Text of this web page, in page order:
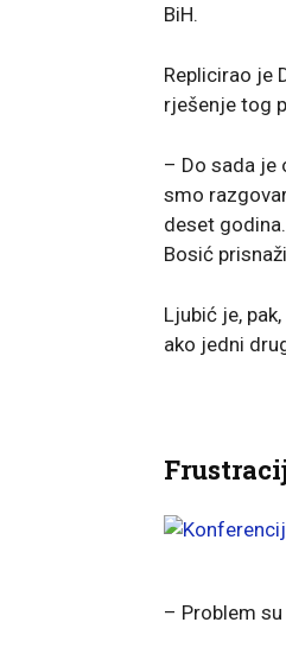
BiH.
Replicirao je
rješenje tog
– Do sada je
smo
deset
Bosić
Ljubić je,
ako jedni
– Problem